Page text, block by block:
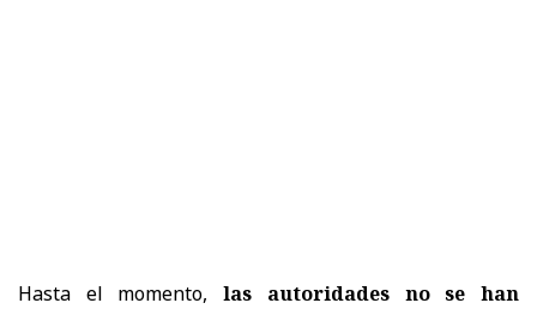
Hasta el momento,las autoridades no se han